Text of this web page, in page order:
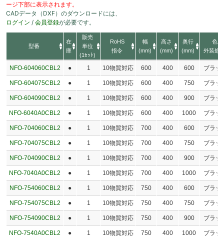
ージ下部に表示されます。
CADデータ（DXF）のダウンロードには、
ログイン / 会員登録が必要です。
型番
在
庫
販売
単位
(1ｾｯﾄ)
RoHS
指令
幅
(mm)
高さ
(mm)
奥行
(mm)
色
外装処
NFO-604060CBL2 ● 1 10物質対応 600 400 600 ブラッ
NFO-604075CBL2 ● 1 10物質対応 600 400 750 ブラッ
NFO-604090CBL2 ● 1 10物質対応 600 400 900 ブラッ
NFO-6040A0CBL2 ● 1 10物質対応 600 400 1000 ブラッ
NFO-704060CBL2 ● 1 10物質対応 700 400 600 ブラッ
NFO-704075CBL2 ● 1 10物質対応 700 400 750 ブラッ
NFO-704090CBL2 ● 1 10物質対応 700 400 900 ブラッ
NFO-7040A0CBL2 ● 1 10物質対応 700 400 1000 ブラッ
NFO-754060CBL2 ● 1 10物質対応 750 400 600 ブラッ
NFO-754075CBL2 ● 1 10物質対応 750 400 750 ブラッ
NFO-754090CBL2 ● 1 10物質対応 750 400 900 ブラッ
NFO-7540A0CBL2 ● 1 10物質対応 750 400 1000 ブラッ